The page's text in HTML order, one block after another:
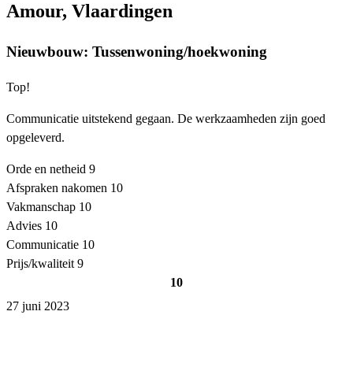
Amour, Vlaardingen
Nieuwbouw: Tussenwoning/hoekwoning
Top!
Communicatie uitstekend gegaan. De werkzaamheden zijn goed
opgeleverd.
Orde en netheid 9
Afspraken nakomen 10
Vakmanschap 10
Advies 10
Communicatie 10
Prijs/kwaliteit 9
10
27 juni 2023